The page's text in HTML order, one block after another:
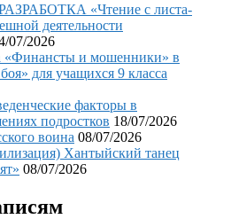
«Чтение с листа-
деятельности
07/2026
«Финансты и мошенники» в
для учащихся 9 класса
факторы в
подростков 18/07/2026
воина 08/07/2026
Хантыйский танец
08/07/2026